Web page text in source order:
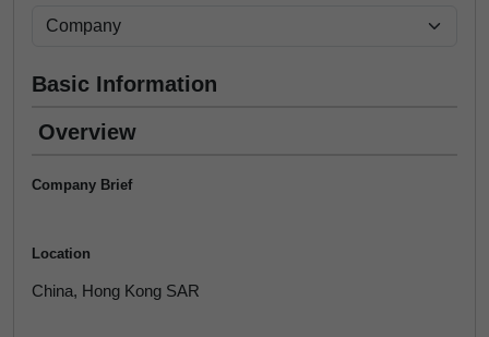
Basic Information
Overview
Company Brief
Location
China, Hong Kong SAR